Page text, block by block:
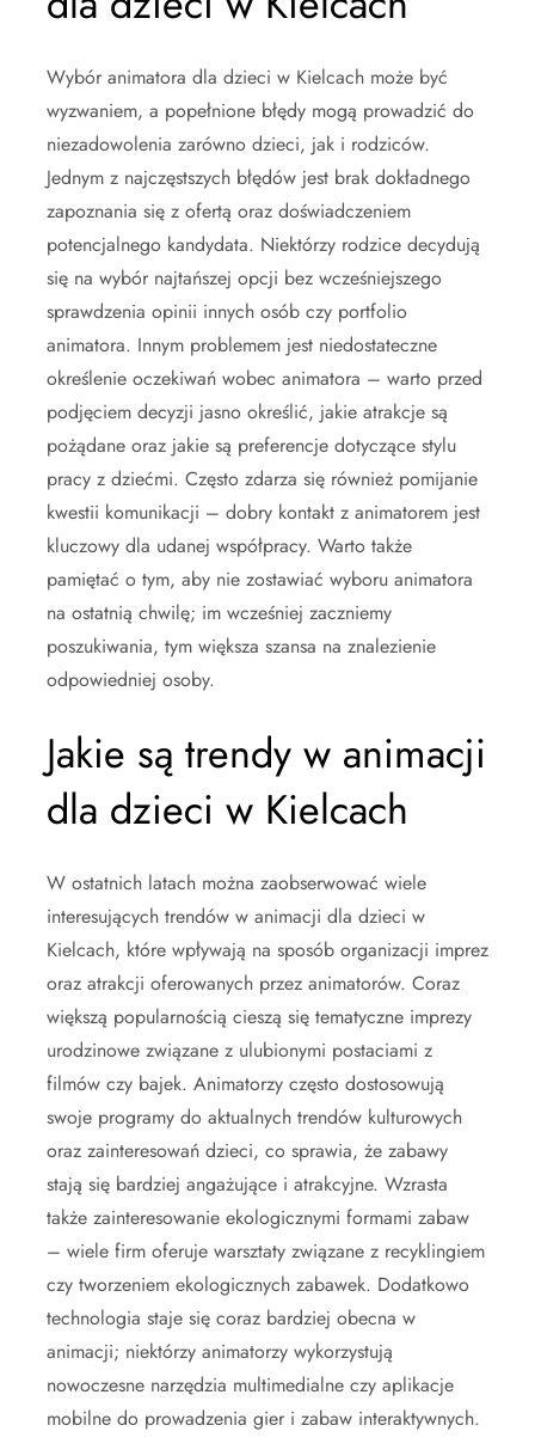
Wybór animatora dla dzieci w Kielcach może być
wyzwaniem, a popełnione błędy mogą prowadzić do
niezadowolenia zarówno dzieci, jak i rodziców.
Jednym z najczęstszych błędów jest brak dokładnego
zapoznania się z ofertą oraz doświadczeniem
potencjalnego kandydata. Niektórzy rodzice decydują
się na wybór najtańszej opcji bez wcześniejszego
sprawdzenia opinii innych osób czy portfolio
animatora. Innym problemem jest niedostateczne
określenie oczekiwań wobec animatora – warto przed
podjęciem decyzji jasno określić, jakie atrakcje są
pożądane oraz jakie są preferencje dotyczące stylu
pracy z dziećmi. Często zdarza się również pomijanie
kwestii komunikacji – dobry kontakt z animatorem jest
kluczowy dla udanej współpracy. Warto także
pamiętać o tym, aby nie zostawiać wyboru animatora
na ostatnią chwilę; im wcześniej zaczniemy
poszukiwania, tym większa szansa na znalezienie
odpowiedniej osoby.
Jakie są trendy w animacji
dla dzieci w Kielcach
W ostatnich latach można zaobserwować wiele
interesujących trendów w animacji dla dzieci w
Kielcach, które wpływają na sposób organizacji imprez
oraz atrakcji oferowanych przez animatorów. Coraz
większą popularnością cieszą się tematyczne imprezy
urodzinowe związane z ulubionymi postaciami z
filmów czy bajek. Animatorzy często dostosowują
swoje programy do aktualnych trendów kulturowych
oraz zainteresowań dzieci, co sprawia, że zabawy
stają się bardziej angażujące i atrakcyjne. Wzrasta
także zainteresowanie ekologicznymi formami zabaw
– wiele firm oferuje warsztaty związane z recyklingiem
czy tworzeniem ekologicznych zabawek. Dodatkowo
technologia staje się coraz bardziej obecna w
animacji; niektórzy animatorzy wykorzystują
nowoczesne narzędzia multimedialne czy aplikacje
mobilne do prowadzenia gier i zabaw interaktywnych.